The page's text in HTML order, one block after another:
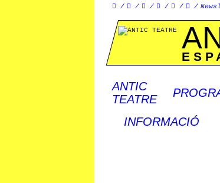
     
ANTIC
TEATRE
INFORMACIÓ